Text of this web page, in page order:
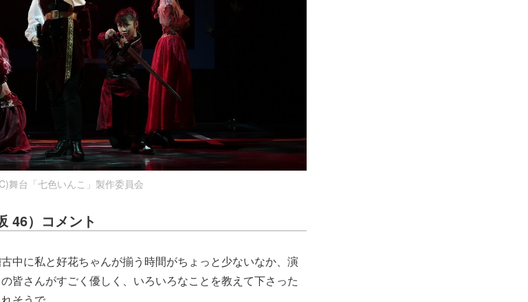
C)舞台「七色いんこ」製作委員会
46）コメント
中に私と好花ちゃんが揃う時間がちょっと少ないなか、演
皆さんがすごく優しく、いろいろなことを教えて下さった